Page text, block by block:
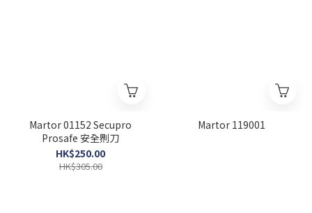
Martor 01152 Secupro
Prosafe 安全𠝹刀
HK$250.00
HK$305.00
Martor 119001